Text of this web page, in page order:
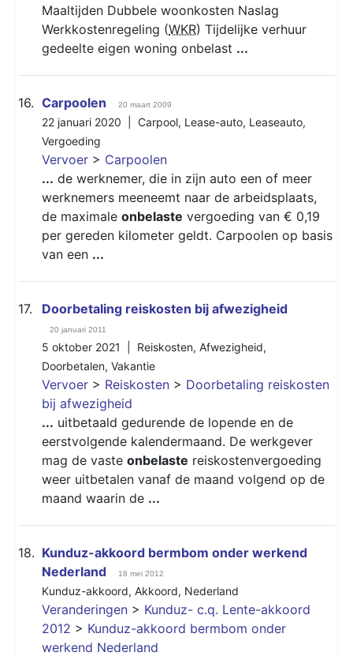
Maaltijden Dubbele woonkosten Naslag
Werkkostenregeling (WKR) Tijdelijke verhuur
gedeelte eigen woning onbelast ...
16. Carpoolen 20 maart 2009
22 januari 2020 | Carpool, Lease-auto, Leaseauto,
Vergoeding
Vervoer > Carpoolen
... de werknemer, die in zijn auto een of meer
werknemers meeneemt naar de arbeidsplaats,
de maximale onbelaste vergoeding van € 0,19
per gereden kilometer geldt. Carpoolen op basis
van een ...
17. Doorbetaling reiskosten bij afwezigheid
20 januari 2011
5 oktober 2021 | Reiskosten, Afwezigheid,
Doorbetalen, Vakantie
Vervoer > Reiskosten > Doorbetaling reiskosten
bij afwezigheid
... uitbetaald gedurende de lopende en de
eerstvolgende kalendermaand. De werkgever
mag de vaste onbelaste reiskostenvergoeding
weer uitbetalen vanaf de maand volgend op de
maand waarin de ...
18. Kunduz-akkoord bermbom onder werkend
Nederland
18 mei 2012
Kunduz-akkoord, Akkoord, Nederland
Veranderingen > Kunduz- c.q. Lente-akkoord
2012 > Kunduz-akkoord bermbom onder
werkend Nederland